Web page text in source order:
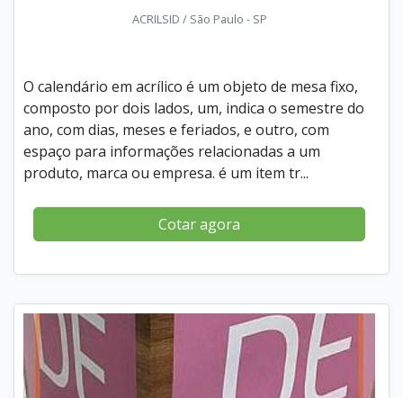
ACRILSID / São Paulo - SP
O calendário em acrílico é um objeto de mesa fixo,
composto por dois lados, um, indica o semestre do
ano, com dias, meses e feriados, e outro, com
espaço para informações relacionadas a um
produto, marca ou empresa. é um item tr...
Cotar agora